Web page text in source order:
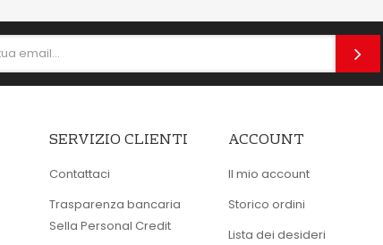
SERVIZIO CLIENTI
Contattaci
Trasparenza bancaria
Sella Personal Credit
ACCOUNT
Il mio account
Storico ordini
Lista dei desideri